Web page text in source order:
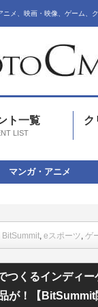
ニメ、映画・映像、ゲーム、
ト一覧
LIST
ク
マンガ・アニメ
BitSummit, eスポーツ, ゲ
くるインディーゲーム
つくるインディ
が！【BitSummit